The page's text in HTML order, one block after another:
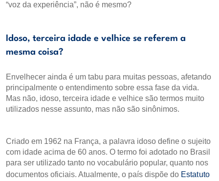
“voz da experiência”, não é mesmo?
Idoso, terceira idade e velhice se referem a
mesma coisa?
Envelhecer ainda é um tabu para muitas pessoas, afetando
principalmente o entendimento sobre essa fase da vida.
Mas não, idoso, terceira idade e velhice são termos muito
utilizados nesse assunto, mas não são sinônimos.
Criado em 1962 na França, a palavra idoso define o sujeito
com idade acima de 60 anos. O termo foi adotado no Brasil
para ser utilizado tanto no vocabulário popular, quanto nos
documentos oficiais. Atualmente, o país dispõe do Estatuto